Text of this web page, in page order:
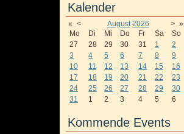
Kalender
« < August 2026 > »
Mo
Di Mi Do Fr Sa
So
27
28 29 30 31 1
2
3
4 5 6 7 8
9
10
11 12 13 14 15
16
17
18 19 20 21 22
23
24
25 26 27 28 29
30
31
1 2 3 4 5 6
Kommende Events